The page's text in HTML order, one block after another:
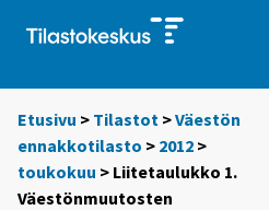
Etusivu > Tilastot >Väestön
ennakkotilasto > 2012 >
toukokuu > Liitetaulukko 1.
Väestönmuutosten